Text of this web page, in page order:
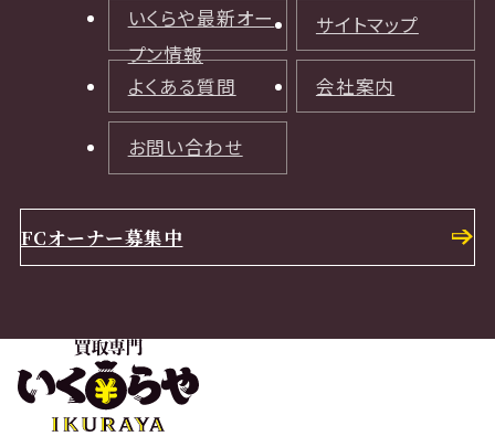
いくらや最新オー
プン情報
サイトマップ
よくある質問 会社案内
お問い合わせ
FCオーナー募集中